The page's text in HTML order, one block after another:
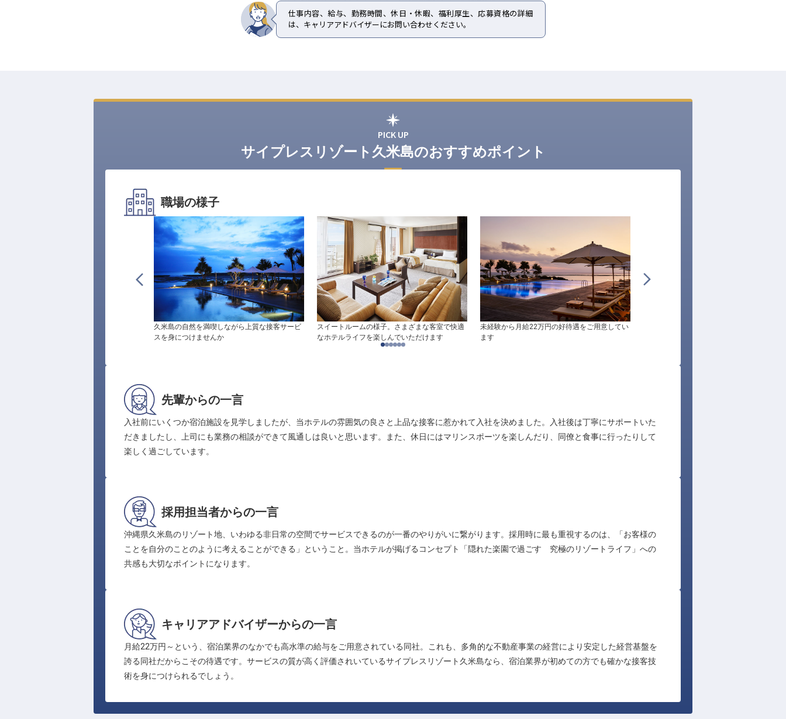
仕事内容、給与、勤務時間、休日・休暇、福利厚生、応募資格の詳細
は、キャリアアドバイザーにお問い合わせください。
PICK UP
サイプレスリゾート久米島のおすすめポイント
職場の様子
久米島の自然を満喫しながら上質な接客サービ
スを身につけませんか
スイートルームの様子。さまざまな客室で快適
なホテルライフを楽しんでいただけます
未経験から月給22万円の好待遇をご用意してい
ます
先輩からの一言
入社前にいくつか宿泊施設を見学しましたが、当ホテルの雰囲気の良さと上品な接客に惹かれて入社を決めました。入社後は丁寧にサポートいた
だきましたし、上司にも業務の相談ができて風通しは良いと思います。また、休日にはマリンスポーツを楽しんだり、同僚と食事に行ったりして
楽しく過ごしています。
採用担当者からの一言
沖縄県久米島のリゾート地、いわゆる非日常の空間でサービスできるのが一番のやりがいに繋がります。採用時に最も重視するのは、「お客様の
ことを自分のことのように考えることができる」ということ。当ホテルが掲げるコンセプト「隠れた楽園で過ごす　究極のリゾートライフ」への
共感も大切なポイントになります。
キャリアアドバイザーからの一言
月給22万円～という、宿泊業界のなかでも高水準の給与をご用意されている同社。これも、多角的な不動産事業の経営により安定した経営基盤を
誇る同社だからこその待遇です。サービスの質が高く評価されいているサイプレスリゾート久米島なら、宿泊業界が初めての方でも確かな接客技
術を身につけられるでしょう。